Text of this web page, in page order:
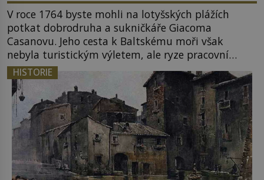
V roce 1764 byste mohli na lotyšských plážích
potkat dobrodruha a sukničkáře Giacoma
Casanovu. Jeho cesta k Baltskému moři však
nebyla turistickým výletem, ale ryze pracovní
cestou se zištnými úmysly. Jaký cíl Casanova
sledoval, když se například procházel uličkami
lotyšské Rigy? Casanova v Pobaltí kontaktoval
tamní zednářské lóže. Nebyl v této oblasti žádným
nováčkem, protože do zednářské […]
HISTORIE